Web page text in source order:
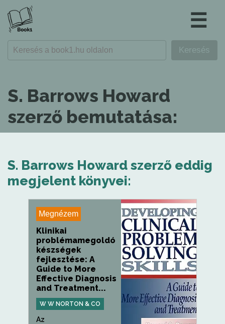
☰
S. Barrows Howard
szerző bemutatása:
S. Barrows Howard szerző eddig
megjelent könyvei:
Megnézem
Klinikai
problémamegoldó
készségek
fejlesztése: A
Guide to More
Effective Diagnosis
and Treatment...
W W NORTON & CO
Az